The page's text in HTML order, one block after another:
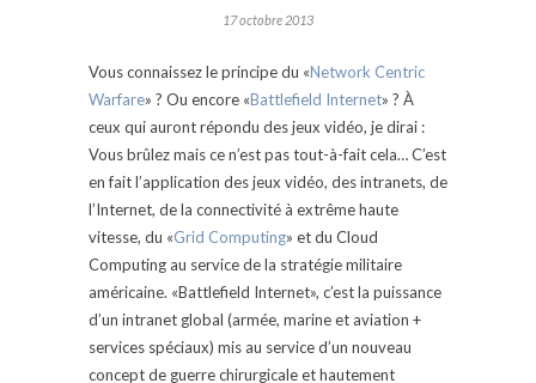
17 octobre 2013
Vous connaissez le principe du «Network Centric
Warfare» ? Ou encore «Battlefield Internet» ? À
ceux qui auront répondu des jeux vidéo, je dirai :
Vous brûlez mais ce n’est pas tout-à-fait cela… C’est
en fait l’application des jeux vidéo, des intranets, de
l’Internet, de la connectivité à extrême haute
vitesse, du «Grid Computing» et du Cloud
Computing au service de la stratégie militaire
américaine. «Battlefield Internet», c’est la puissance
d’un intranet global (armée, marine et aviation +
services spéciaux) mis au service d’un nouveau
concept de guerre chirurgicale et hautement